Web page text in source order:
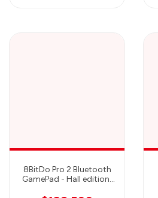
8BitDo Pro 2 Bluetooth
GamePad - Hall edition/